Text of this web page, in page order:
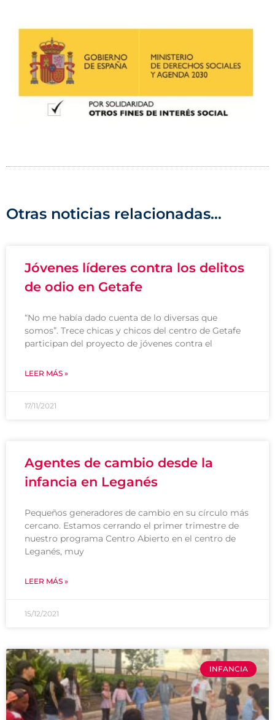
Otras noticias relacionadas...
Jóvenes líderes contra los delitos
de odio en Getafe
“No me había dado cuenta de lo diversas que
somos”. Trece chicas y chicos del centro de Getafe
participan del proyecto de jóvenes contra el
LEER MÁS »
17/11/2021
Agentes de cambio desde la
infancia en Leganés
Pequeños generadores de cambio en su círculo más
cercano. Estamos cerrando el primer trimestre de
nuestro programa Centro Abierto en el centro de
Leganés, muy
LEER MÁS »
15/12/2021
INFANCIA